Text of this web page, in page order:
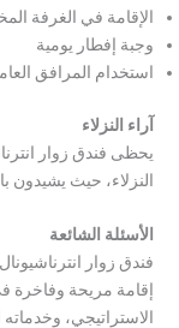
الإقامة في الغرفة
وجبة إفطار يومية
استخدام المرافق
آراء النزلاء
يحظى فندق زوار
النزلاء، حيث يشيدون
الأسئلة الشائعة
فندق زوار
إقامة مريحة وفاخرة
الاستراتيجي،